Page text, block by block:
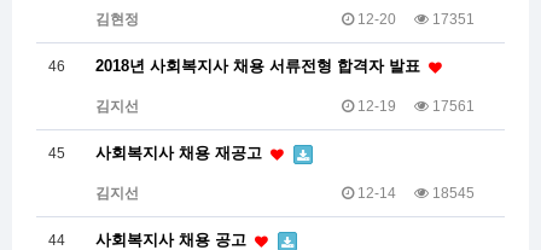
김현정 17351
12-20
46 2018년 사회복지사 채용 서류전형 합격자 발표
김지선 17561
12-19
45 사회복지사 채용 재공고
김지선 18545
12-14
44 사회복지사 채용 공고